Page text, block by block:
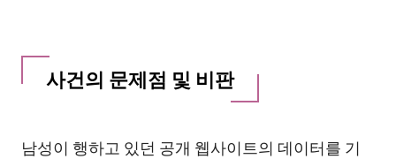
사건의 문제점 및 비판
남성이 행하고 있던 공개 웹사이트의 데이터를 기